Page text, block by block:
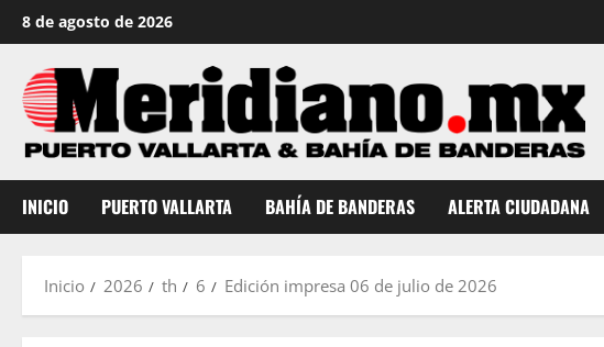
Saltar
al
contenido
8 de agosto de 2026
INICIO PUERTO VALLARTA BAHÍA DE BANDERAS ALERTA CIUDADANA
Inicio 2026 th 6 Edición impresa 06 de julio de 2026